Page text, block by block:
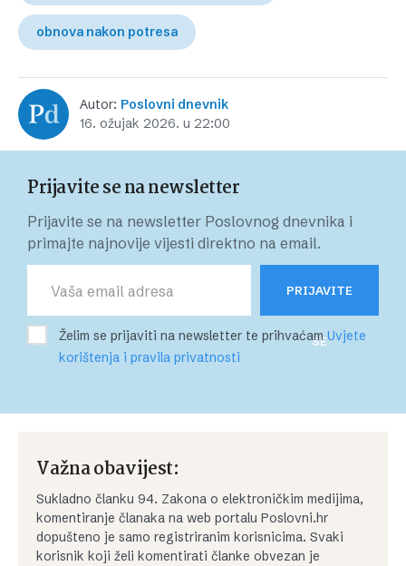
obnova nakon potresa
Autor: Poslovni dnevnik
16. ožujak 2026. u 22:00
Prijavite se na newsletter
Prijavite se na newsletter Poslovnog dnevnika i
primajte najnovije vijesti direktno na email.
PRIJAVITE
SE
Želim se prijaviti na newsletter te prihvaćamUvjete
korištenja i pravila privatnosti
Važna obavijest:
Sukladno članku 94. Zakona o elektroničkim medijima,
komentiranje članaka na web portalu Poslovni.hr
dopušteno je samo registriranim korisnicima. Svaki
korisnik koji želi komentirati članke obvezan je